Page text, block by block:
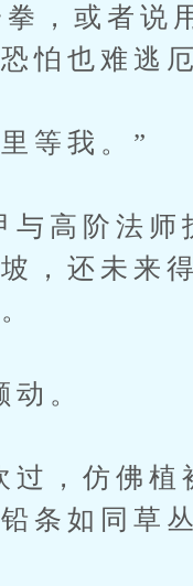
，或者说
怕也难逃
等我。”
高阶法师
，还未来
。
，仿佛植
条如同草